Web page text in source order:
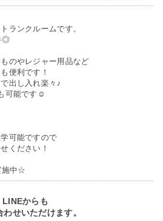
ランクルームです。
◎
のやレジャー用品など
便利です！
出し入れ楽々♪
可能です☺
可能ですので
ください！
施中☆
LINEからも
わせいただけます。